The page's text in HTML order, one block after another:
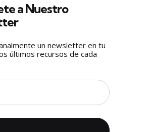
a Nuestro
un newsletter en tu
últimos recursos de cada